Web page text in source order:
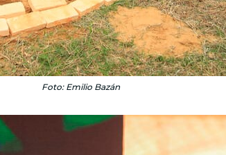
Foto: Emilio Bazán